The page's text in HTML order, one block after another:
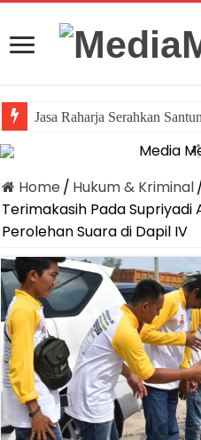
Jasa Raharja Serahkan
Home / Hukum & Kriminal
Terimakasih Pada Supriyadi
Perolehan Suara di Dapil IV